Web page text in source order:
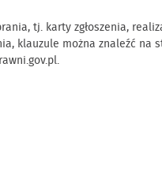
tj. karty zgłoszenia,
klauzule można znaleźć na